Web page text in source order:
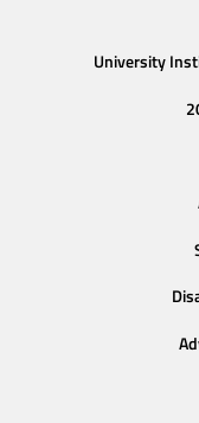
University